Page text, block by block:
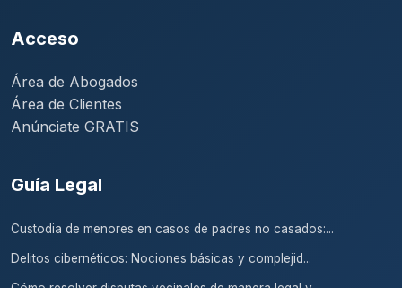
Acceso
Área de Abogados
Área de Clientes
Anúnciate GRATIS
Guía Legal
Custodia de menores en casos de padres no casados:...
Delitos cibernéticos: Nociones básicas y complejid...